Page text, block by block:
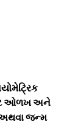
ઓળખ અને
અથવા જન્મ